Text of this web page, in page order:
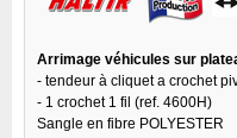
Arrimage véhicules sur
- tendeur à cliquet a crochet
- 1 crochet 1 fil (ref. 4600H)
Sangle en fibre POLYESTER